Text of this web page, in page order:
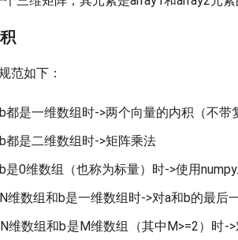
范如下：
都是一维数组时->两个向量的内积（不带
都是二维数组时->矩阵乘法
是0维数组（也称为标量）时->使用
维数组和b是一维数组时->对a和b的最后
维数组和b是M维数组（其中M>=2）时-